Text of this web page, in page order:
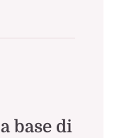
base di